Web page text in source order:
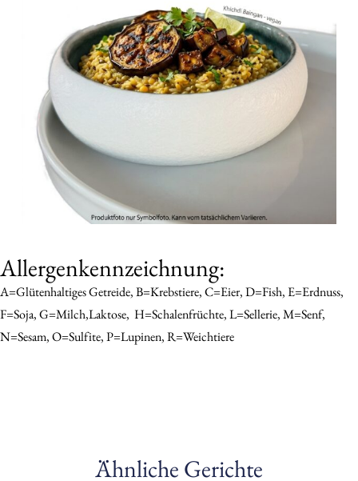
Allergenkennzeichnung:
A=Glütenhaltiges Getreide, B=Krebstiere, C=Eier, D=Fish, E=Erdnuss,
F=Soja, G=Milch,Laktose, H=schalenfrüchte, L=sellerie, M=senf,
N=sesam, O=sulfite, P=Lupinen, R=Weichtiere
Ähnliche Gerichte